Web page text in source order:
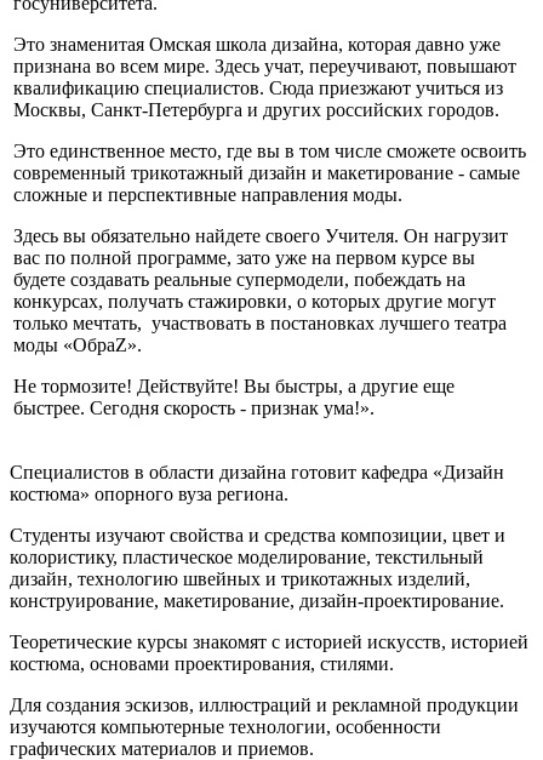
Это знаменитая Омская школа дизайна, которая давно уже
признана во всем мире. Здесь учат, переучивают, повышают
квалификацию специалистов. Сюда приезжают учиться из
Москвы, Санкт-Петербурга и других российских городов.
Это единственное место, где вы в том числе сможете освоить
современный трикотажный дизайн и макетирование - самые
сложные и перспективные направления моды.
Здесь вы обязательно найдете своего Учителя. Он нагрузит
вас по полной программе, зато уже на первом курсе вы
будете создавать реальные супермодели, побеждать на
конкурсах, получать стажировки, о которых другие могут
только мечтать, участвовать в постановках лучшего театра
моды «ОбраZ».
Не тормозите! Действуйте! Вы быстры, а другие еще
быстрее. Сегодня скорость - признак ума!».
Специалистов в области дизайна готовит кафедра «Дизайн
костюма» опорного вуза региона.
Студенты изучают свойства и средства композиции, цвет и
колористику, пластическое моделирование, текстильный
дизайн, технологию швейных и трикотажных изделий,
конструирование, макетирование, дизайн-проектирование.
Теоретические курсы знакомят с историей искусств, историей
костюма, основами проектирования, стилями.
Для создания эскизов, иллюстраций и рекламной продукции
изучаются компьютерные технологии, особенности
графических материалов и приемов.